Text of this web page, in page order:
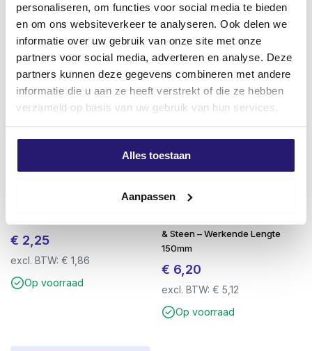
personaliseren, om functies voor social media te bieden
en om ons websiteverkeer te analyseren. Ook delen we
informatie over uw gebruik van onze site met onze
partners voor social media, adverteren en analyse. Deze
partners kunnen deze gegevens combineren met andere
informatie die u aan ze heeft verstrekt of die ze hebben
verzameld op basis van uw gebruik van hun services.
Alles toestaan
Aanpassen
Op voorraad
was:
€ 15,99.
is:
€ 14,50.
Op voorraad
Impact Bit Torx 30 x 25mm –
€ 2,25
excl. BTW: € 1,86
Op voorraad
SDS-plus QX4 Betonboor 6,0 x
& Steen – Werkende Lengte
150mm
€ 6,20
excl. BTW:€ 5,12
Op voorraad